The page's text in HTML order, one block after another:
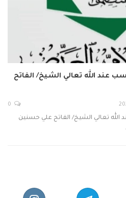
عند الله تعالي الشيخ/ الفاتح
الله تعالي الشيخ/ الفاتح علي حسنين